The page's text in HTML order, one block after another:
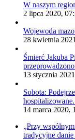
W naszym
2 lipca 2020,
Wojewoda
28 kwietnia
Śmierć Jakuba
13 stycznia
Sobota:
14 marca 2020,
„Przy
tradycyjne